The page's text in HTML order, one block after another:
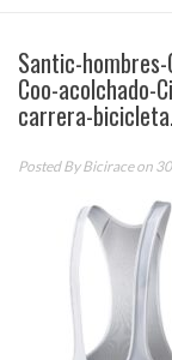
Santic-
Coo-acolchado-
carrera-
Posted ByBiciraceon